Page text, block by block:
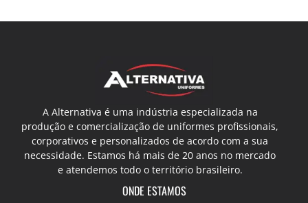
A Alternativa é uma indústria especializada na
produção e comercialização de uniformes profissionais,
corporativos e personalizados de acordo com a sua
necessidade. Estamos há mais de 20 anos no mercado
e atendemos todo o território brasileiro.
ONDE ESTAMOS